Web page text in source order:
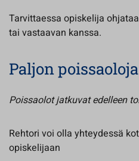
Tarvittaessa opiskelija
tai vastaavan kanssa.
Paljon poissaoloja
Poissaolot jatkuvat edelleen
Rehtori voi olla yhteydessä
opiskelijaan